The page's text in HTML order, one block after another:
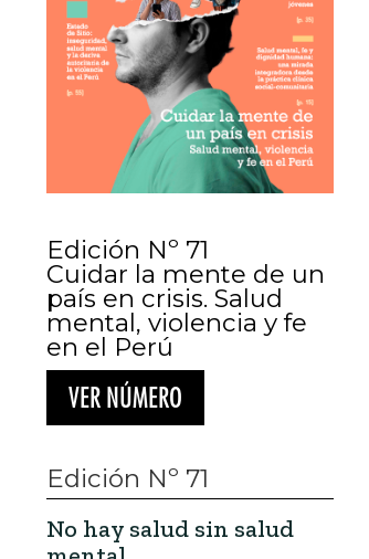
Edición Nº 71
Cuidar la mente de un
país en crisis. Salud
mental, violencia y fe
en el Perú
VER NÚMERO
Edición Nº 71
No hay salud sin salud